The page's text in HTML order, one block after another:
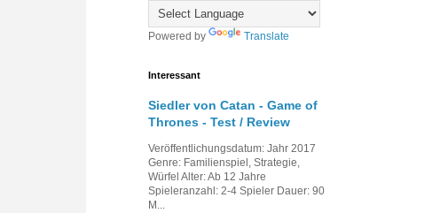
Powered by Translate
Interessant
Siedler von Catan - Game of
Thrones - Test / Review
Veröffentlichungsdatum: Jahr 2017
Genre: Familienspiel, Strategie,
Würfel Alter: Ab 12 Jahre
Spieleranzahl: 2-4 Spieler Dauer: 90
M...